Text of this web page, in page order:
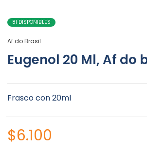
81 DISPONIBLES
Af do Brasil
Eugenol 20 Ml, Af do
Frasco con 20ml
$6.100